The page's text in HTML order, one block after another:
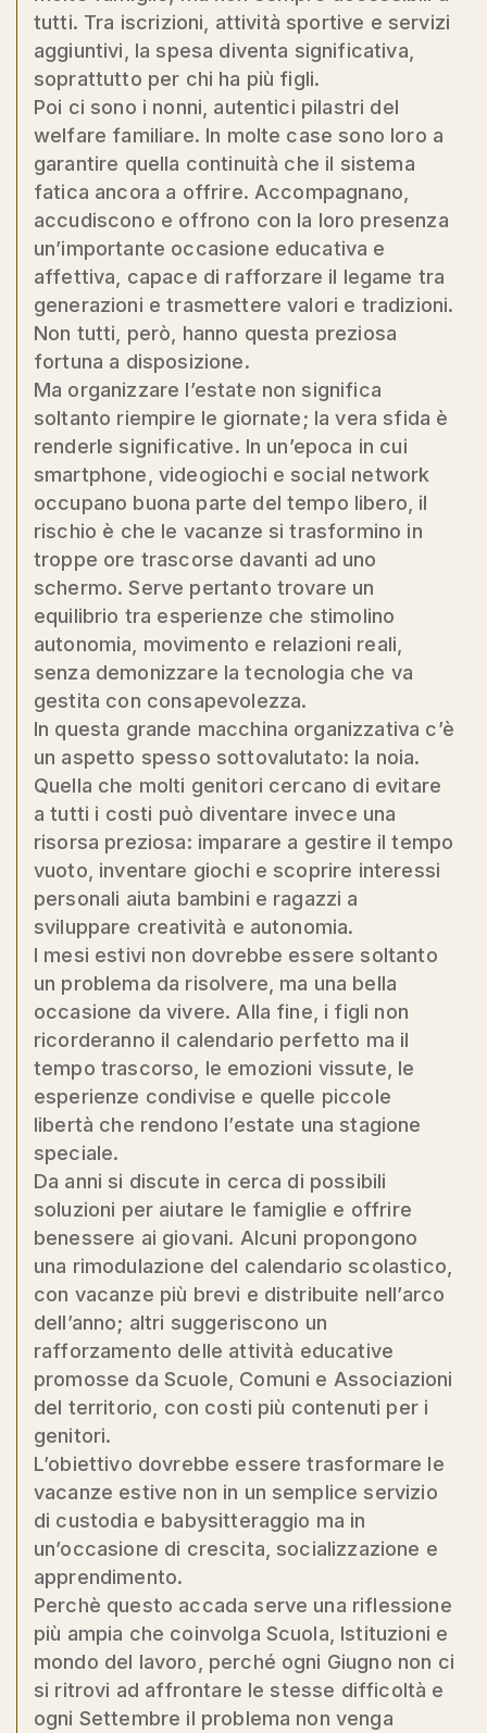
tutti. Tra iscrizioni, attività sportive e servizi
aggiuntivi, la spesa diventa significativa,
soprattutto per chi ha più figli.
Poi ci sono i nonni, autentici pilastri del
welfare familiare. In molte case sono loro a
garantire quella continuità che il sistema
fatica ancora a offrire. Accompagnano,
accudiscono e offrono con la loro presenza
un’importante occasione educativa e
affettiva, capace di rafforzare il legame tra
generazioni e trasmettere valori e tradizioni.
Non tutti, però, hanno questa preziosa
fortuna a disposizione.
Ma organizzare l’estate non significa
soltanto riempire le giornate; la vera sfida è
renderle significative. In un’epoca in cui
smartphone, videogiochi e social network
occupano buona parte del tempo libero, il
rischio è che le vacanze si trasformino in
troppe ore trascorse davanti ad uno
schermo. Serve pertanto trovare un
equilibrio tra esperienze che stimolino
autonomia, movimento e relazioni reali,
senza demonizzare la tecnologia che va
gestita con consapevolezza.
In questa grande macchina organizzativa c’è
un aspetto spesso sottovalutato: la noia.
Quella che molti genitori cercano di evitare
a tutti i costi può diventare invece una
risorsa preziosa: imparare a gestire il tempo
vuoto, inventare giochi e scoprire interessi
personali aiuta bambini e ragazzi a
sviluppare creatività e autonomia.
I mesi estivi non dovrebbe essere soltanto
un problema da risolvere, ma una bella
occasione da vivere. Alla fine, i figli non
ricorderanno il calendario perfetto ma il
tempo trascorso, le emozioni vissute, le
esperienze condivise e quelle piccole
libertà che rendono l’estate una stagione
speciale.
Da anni si discute in cerca di possibili
soluzioni per aiutare le famiglie e offrire
benessere ai giovani. Alcuni propongono
una rimodulazione del calendario scolastico,
con vacanze più brevi e distribuite nell’arco
dell’anno; altri suggeriscono un
rafforzamento delle attività educative
promosse da Scuole, Comuni e Associazioni
del territorio, con costi più contenuti per i
genitori.
L’obiettivo dovrebbe essere trasformare le
vacanze estive non in un semplice servizio
di custodia e babysitteraggio ma in
un’occasione di crescita, socializzazione e
apprendimento.
Perchè questo accada serve una riflessione
più ampia che coinvolga Scuola, Istituzioni e
mondo del lavoro, perché ogni Giugno non ci
si ritrovi ad affrontare le stesse difficoltà e
ogni Settembre il problema non venga